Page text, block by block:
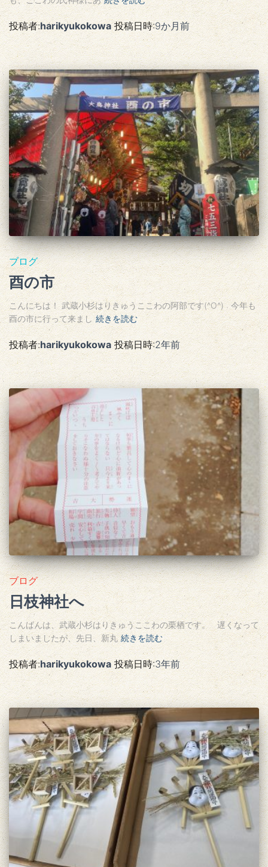
投稿者:harikyukokowa投稿日時:9か月前
ブログ
酉の市
こんにちは！ 武蔵小杉はりきゅうここわの阿部です(^O^) 今年も
酉の市に行って来まし 続きを読む
投稿者:harikyukokowa 投稿日時:2年前
ブログ
日枝神社へ
こんばんは、武蔵小杉はりきゅうここわの栗栖です。 遅くなって
しまいましたが、先日、新丸 続きを読む
投稿者:harikyukokowa投稿日時:3年前